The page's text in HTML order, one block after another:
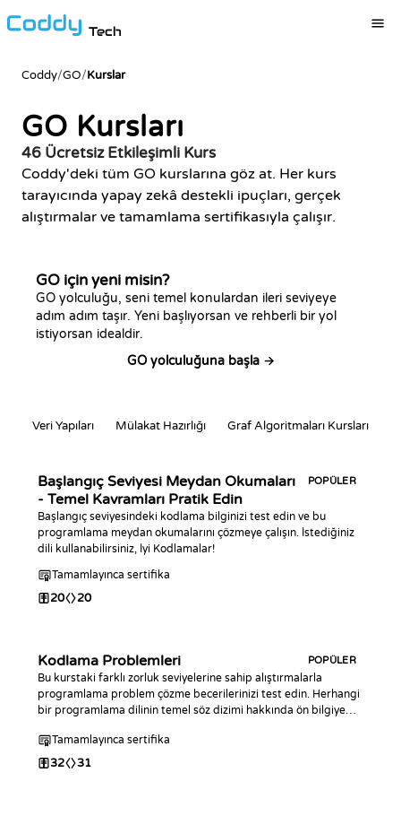
Tech
Coddy/GO/Kurslar
GO Kursları
46 Ücretsiz Etkileşimli Kurs
Coddy'deki tüm GO kurslarına göz at. Her kurs
tarayıcında yapay zekâ destekli ipuçları, gerçek
alıştırmalar ve tamamlama sertifikasıyla çalışır.
GO için yeni misin?
GO yolculuğu, seni temel konulardan ileri seviyeye
adım adım taşır. Yeni başlıyorsan ve rehberli bir yol
istiyorsan idealdir.
GO yolculuğuna başla →
Veri Yapıları Mülakat Hazırlığı Graf Algoritmaları Kursları
Başlangıç Seviyesi Meydan Okumaları
- Temel Kavramları Pratik Edin
POPÜLER
Başlangıç seviyesindeki kodlama bilginizi test edin ve bu
programlama meydan okumalarını çözmeye çalışın. İstediğiniz
dili kullanabilirsiniz, İyi Kodlamalar!
Tamamlayınca sertifika
20 20
Kodlama Problemleri POPÜLER
Bu kurstaki farklı zorluk seviyelerine sahip alıştırmalarla
programlama problem çözme becerilerinizi test edin. Herhangi
bir programlama dilinin temel söz dizimi hakkında ön bilgiye
Tamamlayınca sertifika
32 31